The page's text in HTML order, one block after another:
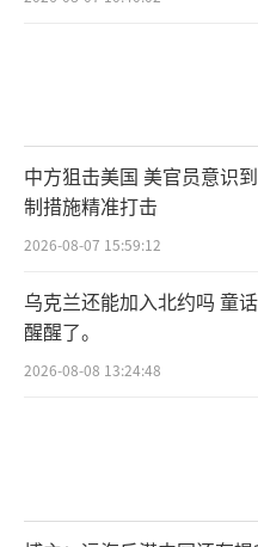
中方狙击美国 美官员意识
制措施精准打击
2026-08-07 15:59:12
乌克兰还能加入北约吗 童
醒醒了。
2026-08-08 13:24:48